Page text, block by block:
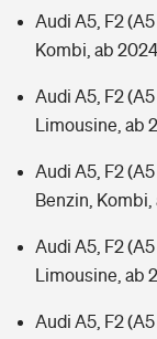
Audi A5, F2 (A5
Kombi, ab
Audi A5, F2 (A5
Limousine, ab
Audi A5, F2 (A5
Benzin,
Audi A5, F2 (A5
Limousine, ab
Audi A5, F2